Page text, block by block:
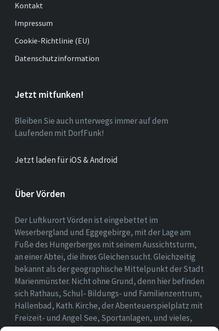
Kontakt
Impressum
Cookie-Richtlinie (EU)
Datenschutzinformation
Jetzt mitfunken!
Bleiben Sie auch unterwegs immer auf dem
Laufenden mit DorfFunk!
Jetzt laden für iOS & Android
Über Vörden
Der Luftkurort Vörden ist eingebettet im
Weserbergland und Eggegebirge, mit der Lage am
Fuße des Hungerberges mit seinem Aussichtsturm,
an einer Abtei, die ihres Gleichen sucht. Gleichzeitig
bekannt als der geographische Mittelpunkt der Stadt
Marienmünster. Nicht ohne Grund, denn hier befinden
sich Rathaus, Schul- Bildungs- und Familienzentrum,
Hallenbad, Kath. Kirche, der Abenteuerspielplatz mit
Freizeit- und Angel See, Sportanlagen, und vieles,